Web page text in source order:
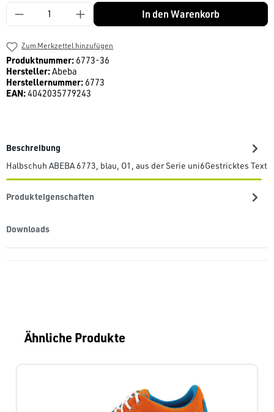
Produkt Anzahl: Gib den gewünschten Wert
In den Warenkorb
Zum Merkzettel hinzufügen
Produktnummer: 6773-36
Hersteller:Abeba
Herstellernummer: 6773
EAN:4042035779243
Beschreibung
Halbschuh ABEBA 6773, blau, O1, aus der Serie uni6Gestricktes
Produkteigenschaften
Downloads
Produktgalerie überspringen
Ähnliche Produkte